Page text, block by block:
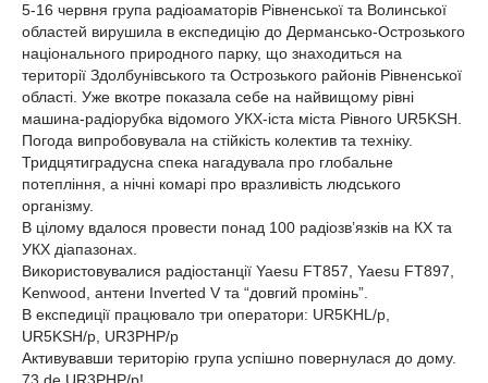
5-16 червня група радіоаматорів Рівненської та Волинської
областей вирушила в експедицію до Дермансько-Острозького
національного природного парку, що знаходиться на
території Здолбунівського та Острозького районів Рівненської
області. Уже вкотре показала себе на найвищому рівні
машина-радіорубка відомого УКХ-іста міста Рівного UR5KSH.
Погода випробовувала на стійкість колектив та техніку.
Тридцятиградусна спека нагадувала про глобальне
потепління, а нічні комарі про вразливість людського
організму.
В цілому вдалося провести понад 100 радіозв’язків на КХ та
УКХ діапазонах.
Використовувалися радіостанції Yaesu FT857, Yaesu FT897,
Kenwood, антени Inverted V та “довгий промінь”.
В експедиції працювало три оператори: UR5KHL/p,
UR5KSH/p, UR3PHP/p
Активувавши територію група успішно повернулася до дому.